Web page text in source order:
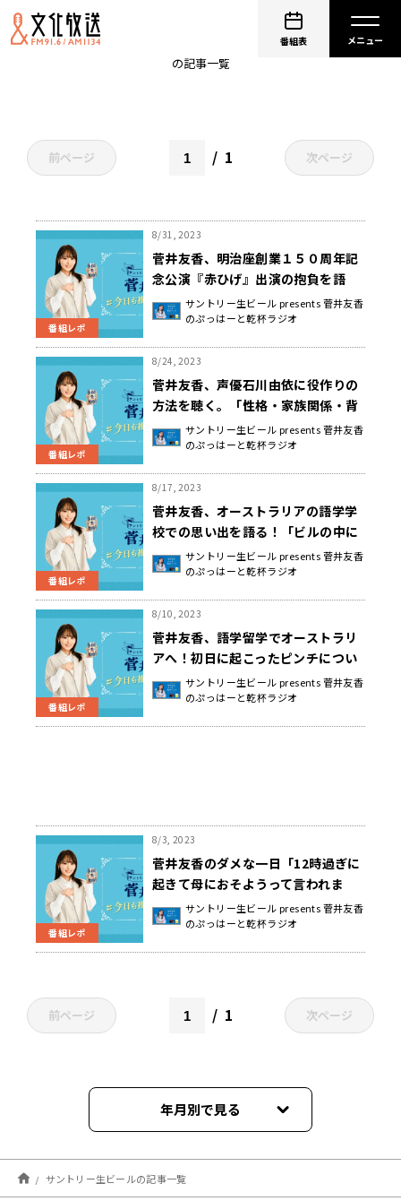
番組表
サントリー生ビール
の記事一覧
前ページ 1 次ページ
番組レポ
8/31, 2023
菅井友香、明治座創業１５０周年記
念公演『赤ひげ』出演の抱負を語
る！「幸せとは何だろうと、いろい
ろ考えさせられる心温まるお話」
サントリー生ビール presents 菅井友香
のぷっはーと乾杯ラジオ
番組レポ
8/24, 2023
菅井友香、声優石川由依に役作りの
方法を聴く。「性格・家族関係・背
景・体系とか、ちょっとしたヒント
をたくさん集めます」
サントリー生ビール presents 菅井友香
のぷっはーと乾杯ラジオ
番組レポ
8/17, 2023
菅井友香、オーストラリアの語学学
校での思い出を語る！「ビルの中に
入ったら母国語禁止。とにかく英語
漬けの日々でした」
サントリー生ビール presents 菅井友香
のぷっはーと乾杯ラジオ
番組レポ
8/10, 2023
菅井友香、語学留学でオーストラリ
アへ！初日に起こったピンチについ
て語る「振り返ると１日目が一番大
変でした」
サントリー生ビール presents 菅井友香
のぷっはーと乾杯ラジオ
番組レポ
8/3, 2023
菅井友香のダメな一日「12時過ぎに
起きて母におそようって言われま
す」 サントリー生ビール presents 菅井友香
のぷっはーと乾杯ラジオ
前ページ 1 次ページ
年月別で見る
2026年06月
サントリー生ビールの記事一覧